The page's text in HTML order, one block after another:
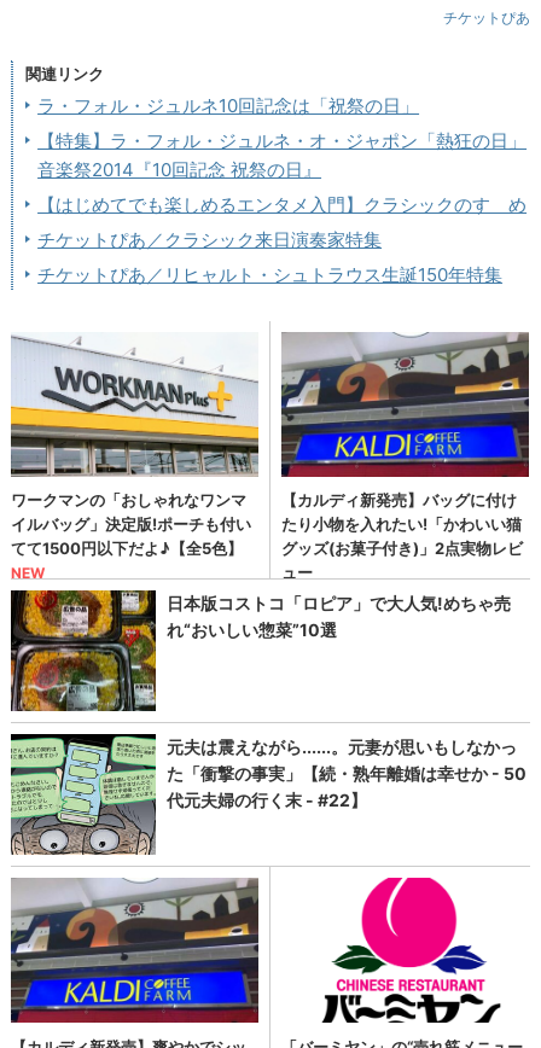
チケットぴあ
関連リンク
ラ・フォル・ジュルネ10回記念は「祝祭の日」
【特集】ラ・フォル・ジュルネ・オ・ジャポン「熱狂の日」
音楽祭2014『10回記念 祝祭の日』
【はじめてでも楽しめるエンタメ入門】クラシックのすゝめ
チケットぴあ／クラシック来日演奏家特集
チケットぴあ／リヒャルト・シュトラウス生誕150年特集